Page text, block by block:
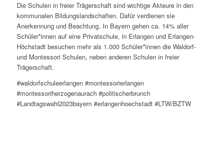
Die Schulen in freier Trägerschaft sind wichtige Akteure in den
kommunalen Bildungslandschaften. Dafür verdienen sie
Anerkennung und Beachtung. In Bayern gehen ca. 14% aller
Schüler*innen auf eine Privatschule, in Erlangen und Erlangen-
Höchstadt besuchen mehr als 1.000 Schüler*innen die Waldorf-
und Montessori Schulen, neben anderen Schulen in freier
Trägerschaft.
#waldorfschuleerlangen #montessorierlangen
#montessoriherzogenaurach #politischerbrunch
#Landtagswahl2023bayern #erlangenhoechstadt #LTW/BZTW